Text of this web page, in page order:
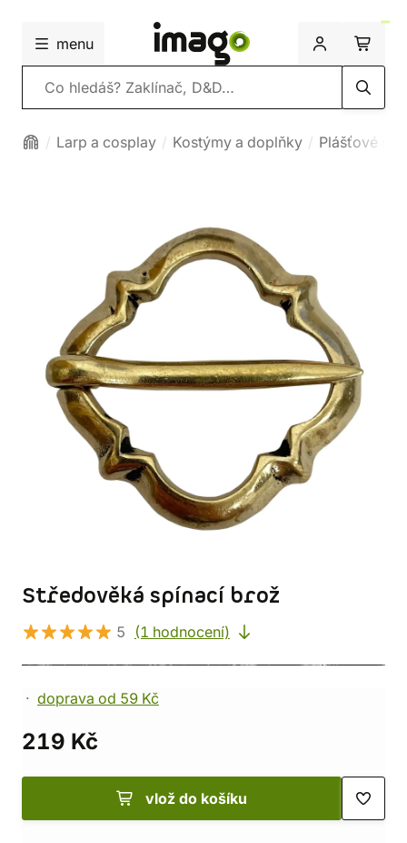
menu
Vyhledávání
Larp a cosplay Kostýmy a doplňky Plášťové
Středověká spínací brož
5 (1 hodnocení)
doprava od 59 Kč
219 Kč
vlož do košíku